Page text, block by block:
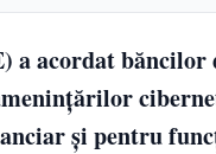
a acordat
și pentru